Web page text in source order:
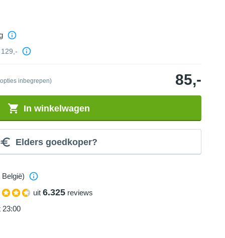
129,-
inbegrepen) 85,-
In winkelwagen
Elders goedkoper?
uit 6.325 reviews
23:00